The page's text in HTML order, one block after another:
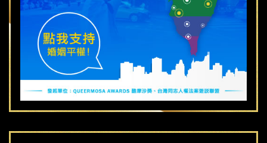
象
廣
告